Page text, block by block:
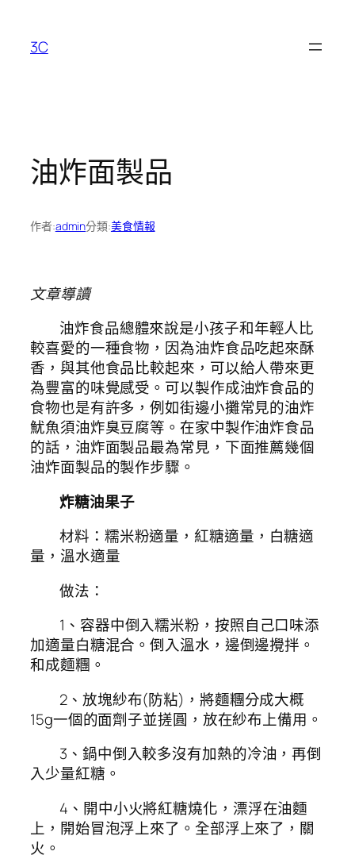
3C
油炸面製品
作者:admin分類:美食情報
文章導讀
油炸食品總體來說是小孩子和年輕人比
較喜愛的一種食物，因為油炸食品吃起來酥
香，與其他食品比較起來，可以給人帶來更
為豐富的味覺感受。可以製作成油炸食品的
食物也是有許多，例如街邊小攤常見的油炸
魷魚須油炸臭豆腐等。在家中製作油炸食品
的話，油炸面製品最為常見，下面推薦幾個
油炸面製品的製作步驟。
炸糖油果子
材料：糯米粉適量，紅糖適量，白糖適
量，溫水適量
做法：
1、容器中倒入糯米粉，按照自己口味添
加適量白糖混合。倒入溫水，邊倒邊攪拌。
和成麵糰。
2、放塊紗布(防粘)，將麵糰分成大概
15g一個的面劑子並搓圓，放在紗布上備用。
3、鍋中倒入較多沒有加熱的冷油，再倒
入少量紅糖。
4、開中小火將紅糖燒化，漂浮在油麵
上，開始冒泡浮上來了。全部浮上來了，關
火。